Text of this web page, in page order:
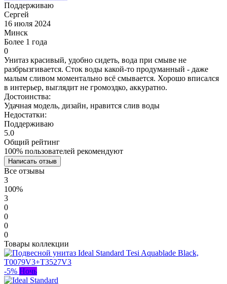
Поддерживаю
Сергей
16 июля 2024
Минск
Более 1 года
0
Унитаз красивый, удобно сидеть, вода при смыве не
разбрызгивается. Сток воды какой-то продуманный - даже
малым сливом моментально всё смывается. Хорошо вписался
в интерьер, выглядит не громоздко, аккуратно.
Достоинства:
Удачная модель, дизайн, нравится слив воды
Недостатки:
Поддерживаю
5.0
Общий рейтинг
100% пользователей рекомендуют
Написать отзыв
Все отзывы
3
100%
3
0
0
0
0
Товары коллекции
-5% Ночь